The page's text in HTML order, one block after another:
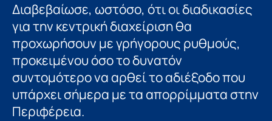
Διαβεβαίωσε, ωστόσο, ότι οι διαδικασίες
για την κεντρική διαχείριση θα
προχωρήσουν με γρήγορους ρυθμούς,
προκειμένου όσο το δυνατόν
συντομότερο να αρθεί το αδιέξοδο που
υπάρχει σήμερα με τα απορρίμματα στην
Περιφέρεια.